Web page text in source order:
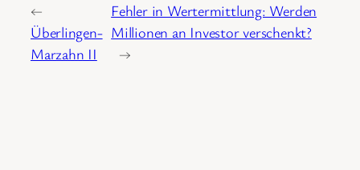
←
Überlingen-
Marzahn II
Fehler in Wertermittlung: Werden
Millionen an Investor verschenkt?
→